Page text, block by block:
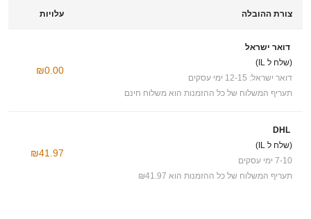
צורת ההובלה עלויות
דואר ישראל
(שלח ל IL)
דואר ישראל: 12-15 ימי עסקים
תעריף המשלוח של כל ההזמנות הוא משלוח חינם
₪0.00
DHL
(שלח ל IL)
7-10 ימי עסקים
תעריף המשלוח של כל ההזמנות הוא ₪41.97
₪41.97